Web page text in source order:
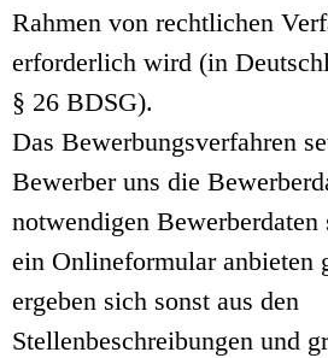
Rahmen von rechtlichen
erforderlich wird (in
§ 26 BDSG).
Das Bewerbungsverfahren
Bewerber uns die
notwendigen
ein Onlineformular anbieten
ergeben sich sonst aus den
Stellenbeschreibungen und